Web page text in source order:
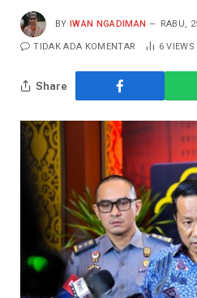
BY IWAN NGADIMAN RABU,
TIDAK ADA KOMENTAR 6VIEWS
Share